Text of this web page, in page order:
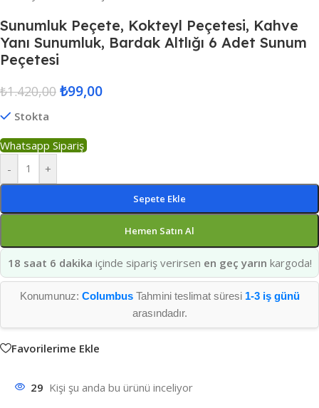
Sunumluk Peçete, Kokteyl Peçetesi, Kahve
Yanı Sunumluk, Bardak Altlığı 6 Adet Sunum
Peçetesi
₺1.420,00 ₺99,00
Stokta
Whatsapp Sipariş
-
+
Sepete Ekle
Hemen Satın Al
18 saat 6 dakika içinde sipariş verirsen en geç yarın kargoda!
Konumunuz: ColumbusTahmini teslimat süresi 1-3 iş günü
arasındadır.
Favorilerime Ekle
29 Kişi şu anda bu ürünü inceliyor